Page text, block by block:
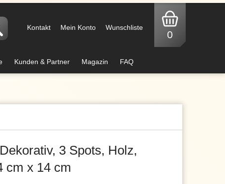
Kontakt Mein Konto Wunschliste
0
Kunden & Partner Magazin FAQ
3 Spots, Holz,
cm x 14 cm